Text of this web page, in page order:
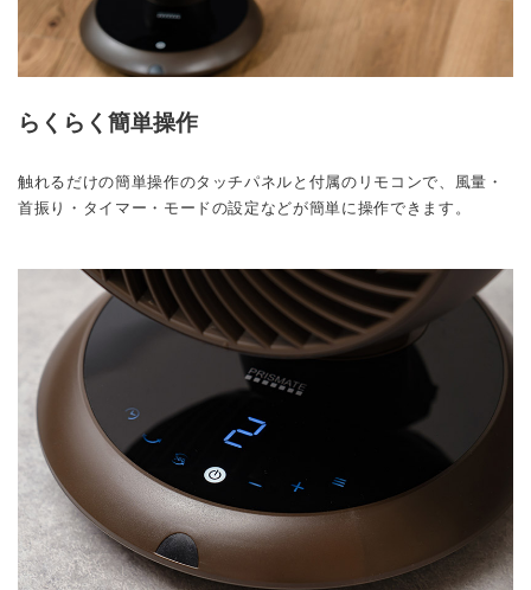
らくらく簡単操作
触れるだけの簡単操作のタッチパネルと付属のリモコンで、風量・
首振り・タイマー・モードの設定などが簡単に操作できます。